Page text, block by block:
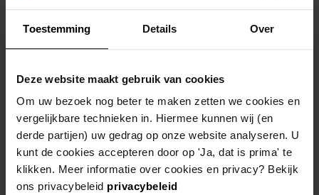
Toestemming Details Over
Deze website maakt gebruik van cookies
Om uw bezoek nog beter te maken zetten we cookies en
vergelijkbare technieken in. Hiermee kunnen wij (en
derde partijen) uw gedrag op onze website analyseren. U
kunt de cookies accepteren door op 'Ja, dat is prima' te
klikken. Meer informatie over cookies en privacy? Bekijk
ons privacybeleid privacybeleid
Helaas, er is een fout opgetreden
Mogelijk kunt u deze pagina niet bezoeken door:
een verouderde bladwijzer/favoriet
een zoekmachine heeft eenverouderde lijst van de website
eenfout getyptadres